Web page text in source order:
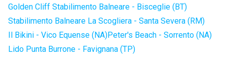
Golden Cliff Stabilimento Balneare - Bisceglie (BT)
Stabilimento Balneare La Scogliera - Santa Severa (RM)
Il Bikini - Vico Equense (NA)Peter's Beach - Sorrento (NA)
Lido Punta Burrone - Favignana (TP)